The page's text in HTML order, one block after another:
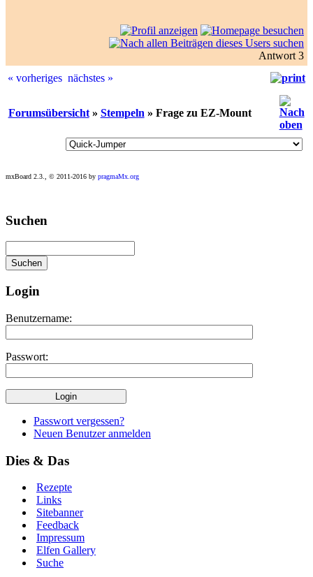
Antwort 3
« vorheriges nächstes »
Forumsübersicht» Stempeln » Frage zu EZ-Mount
mxBoard 2.3., © 2011-2016 by pragmaMx.org
Play
best
casino
at
site
https://onlineslots.money/
Suchen
Login
Benutzername:
Passwort:
Passwort vergessen?
Neuen Benutzer anmelden
Dies & Das
Rezepte
Links
Sitebanner
Feedback
Impressum
Elfen Gallery
Suche